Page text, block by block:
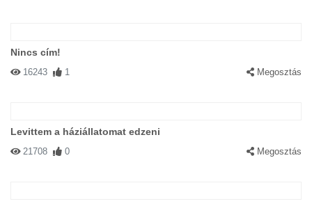
Nincs cím!
16243 1 Megosztás
Levittem a háziállatomat edzeni
21708 0 Megosztás